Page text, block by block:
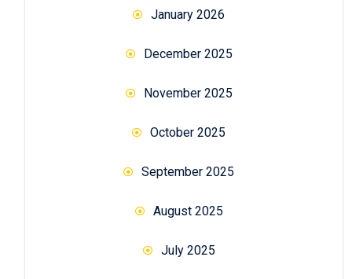
January 2026
December 2025
November 2025
October 2025
September 2025
August 2025
July 2025